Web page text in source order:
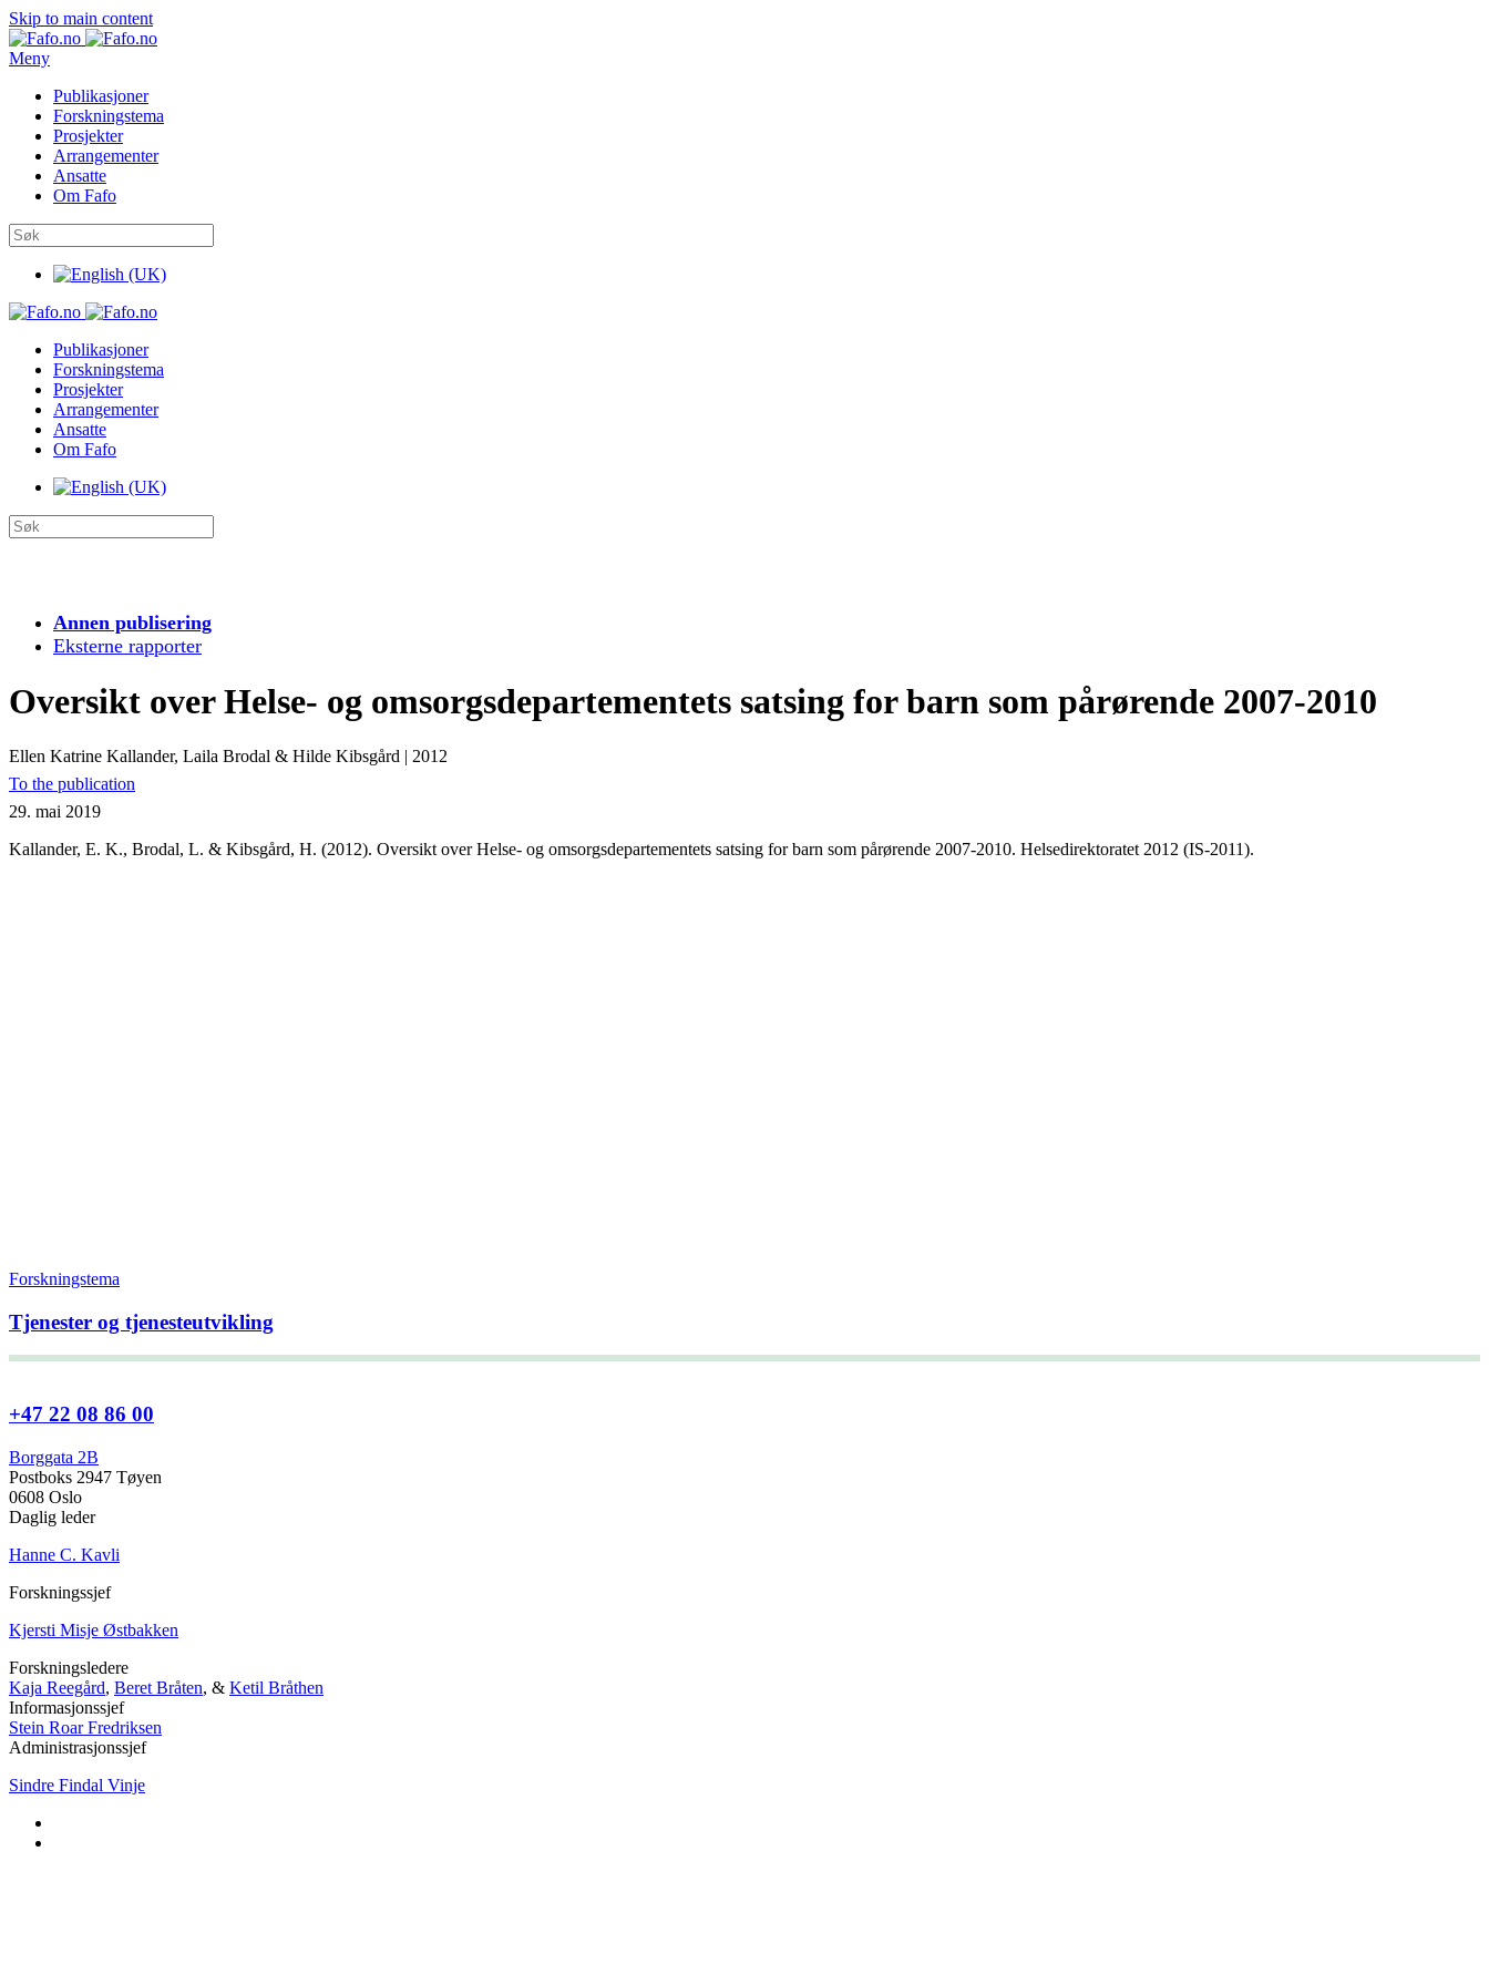
Skip to main content
Meny
Publikasjoner
Forskningstema
Prosjekter
Arrangementer
Ansatte
Om Fafo
Publikasjoner
Forskningstema
Prosjekter
Arrangementer
Ansatte
Om Fafo
Annen publisering
Eksterne rapporter
Oversikt over Helse- og omsorgsdepartementets satsing for barn som pårørende 2007-2010
Ellen Katrine Kallander, Laila Brodal & Hilde Kibsgård | 2012
To the publication
29. mai 2019
Kallander, E. K., Brodal, L. & Kibsgård, H. (2012). Oversikt over Helse- og omsorgsdepartementets satsing for barn som pårørende 2007-2010. Helsedirektoratet 2012 (IS-2011).
Forskningstema
Tjenester og tjenesteutvikling
+47 22 08 86 00
Borggata 2B
Postboks 2947 Tøyen
0608 Oslo
Daglig leder
Hanne C. Kavli
Forskningssjef
Kjersti Misje Østbakken
Forskningsledere
Kaja Reegård, Beret Bråten, & Ketil Bråthen
Informasjonssjef
Stein Roar Fredriksen
Administrasjonssjef
Sindre Findal Vinje